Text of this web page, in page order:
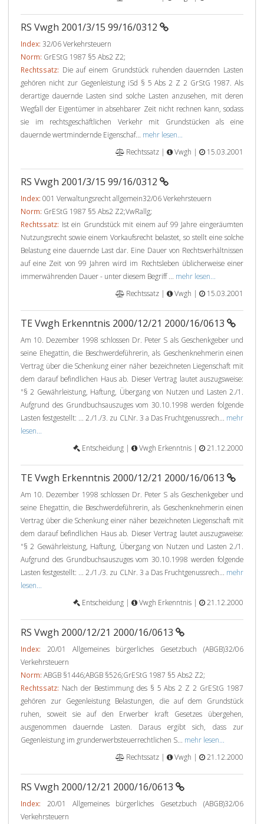
RS Vwgh 2001/3/15 99/16/0312
Index: 32/06 Verkehrsteuern
Norm: GrEStG 1987 §5 Abs2 Z2;
Rechtssatz: Die auf einem Grundstück ruhenden dauernden Lasten
gehören nicht zur Gegenleistung iSd § 5 Abs 2 Z 2 GrStG 1987. Als
derartige dauernde Lasten sind solche Lasten anzusehen, mit deren
Wegfall der Eigentümer in absehbarer Zeit nicht rechnen kann, sodass
sie im rechtsgeschäftlichen Verkehr mit Grundstücken als eine
dauernde wertmindernde Eigenschaf... mehr lesen...
Rechtssatz |
Vwgh | 15.03.2001
RS Vwgh 2001/3/15 99/16/0312
Index: 001 Verwaltungsrecht allgemein32/06 Verkehrsteuern
Norm: GrEStG 1987 §5 Abs2 Z2;VwRallg;
Rechtssatz: Ist ein Grundstück mit einem auf 99 Jahre eingeräumten
Nutzungsrecht sowie einem Vorkaufsrecht belastet, so stellt eine solche
Belastung eine dauernde Last dar. Eine Dauer von Rechtsverhältnissen
auf eine Zeit von 99 Jahren wird im Rechtsleben üblicherweise einer
immerwährenden Dauer - unter diesem Begriff ... mehr lesen...
Rechtssatz |
Vwgh | 15.03.2001
TE Vwgh Erkenntnis 2000/12/21 2000/16/0613
Am 10. Dezember 1998 schlossen Dr. Peter S als Geschenkgeber und
seine Ehegattin, die Beschwerdeführerin, als Geschenknehmerin einen
Vertrag über die Schenkung einer näher bezeichneten Liegenschaft mit
dem darauf befindlichen Haus ab. Dieser Vertrag lautet auszugsweise:
"§ 2 Gewährleistung, Haftung, Übergang von Nutzen und Lasten 2./1.
Aufgrund des Grundbuchsauszuges vom 30.10.1998 werden folgende
Lasten festgestellt: ... 2./1./3. zu CLNr. 3 a Das Fruchtgenussrech... mehr
lesen...
Entscheidung |
Vwgh Erkenntnis | 21.12.2000
TE Vwgh Erkenntnis 2000/12/21 2000/16/0613
Am 10. Dezember 1998 schlossen Dr. Peter S als Geschenkgeber und
seine Ehegattin, die Beschwerdeführerin, als Geschenknehmerin einen
Vertrag über die Schenkung einer näher bezeichneten Liegenschaft mit
dem darauf befindlichen Haus ab. Dieser Vertrag lautet auszugsweise:
"§ 2 Gewährleistung, Haftung, Übergang von Nutzen und Lasten 2./1.
Aufgrund des Grundbuchsauszuges vom 30.10.1998 werden folgende
Lasten festgestellt: ... 2./1./3. zu CLNr. 3 a Das Fruchtgenussrech... mehr
lesen...
Entscheidung |
Vwgh Erkenntnis | 21.12.2000
RS Vwgh 2000/12/21 2000/16/0613
Index: 20/01 Allgemeines bürgerliches Gesetzbuch (ABGB)32/06
Verkehrsteuern
Norm: ABGB §1446;ABGB §526;GrEStG 1987 §5 Abs2 Z2;
Rechtssatz: Nach der Bestimmung des § 5 Abs 2 Z 2 GrEStG 1987
gehören zur Gegenleistung Belastungen, die auf dem Grundstück
ruhen, soweit sie auf den Erwerber kraft Gesetzes übergehen,
ausgenommen dauernde Lasten. Daraus ergibt sich, dass zur
Gegenleistung im grunderwerbsteuerrechtlichen S... mehr lesen...
Rechtssatz |
Vwgh | 21.12.2000
RS Vwgh 2000/12/21 2000/16/0613
Index: 20/01 Allgemeines bürgerliches Gesetzbuch (ABGB)32/06
Verkehrsteuern